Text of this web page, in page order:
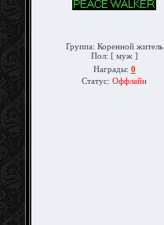
Группа: Коренной житель
Пол: [ муж ]
Награды: 0
Статус: Оффлайн